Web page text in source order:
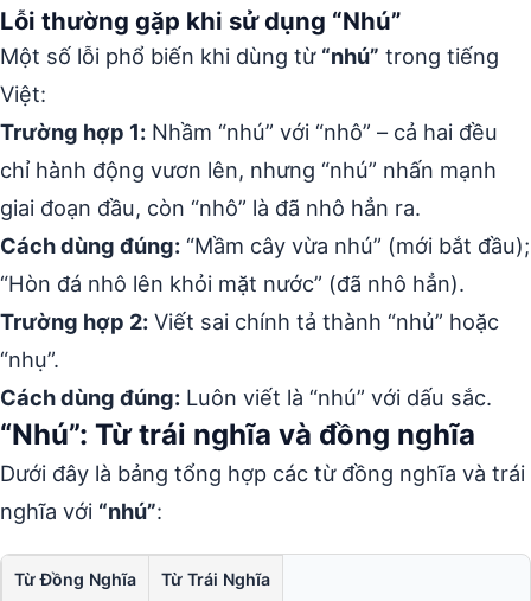
Lỗi thường gặp khi sử dụng “Nhú”
Một số lỗi phổ biến khi dùng từ “nhú” trong tiếng
Việt:
Trường hợp 1: Nhầm “nhú” với “nhô” – cả hai đều
chỉ hành động vươn lên, nhưng “nhú” nhấn mạnh
giai đoạn đầu, còn “nhô” là đã nhô hẳn ra.
Cách dùng đúng: “Mầm cây vừa nhú” (mới bắt đầu);
“Hòn đá nhô lên khỏi mặt nước” (đã nhô hẳn).
Trường hợp 2: Viết sai chính tả thành “nhủ” hoặc
“nhụ”.
Cách dùng đúng: Luôn viết là “nhú” với dấu sắc.
“Nhú”: Từ trái nghĩa và đồng nghĩa
Dưới đây là bảng tổng hợp các từ đồng nghĩa và trái
nghĩa với “nhú”:
Từ Đồng Nghĩa Từ Trái Nghĩa